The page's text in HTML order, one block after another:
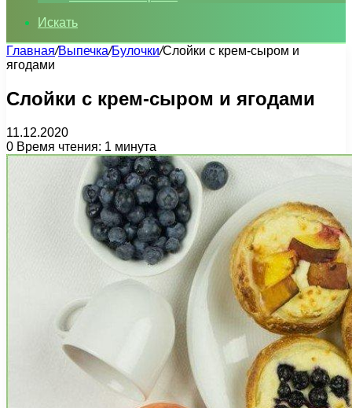
Искать
Главная/Выпечка/Булочки/Слойки с крем-сыром и
ягодами
Слойки с крем-сыром и ягодами
11.12.2020
0 Время чтения: 1 минута